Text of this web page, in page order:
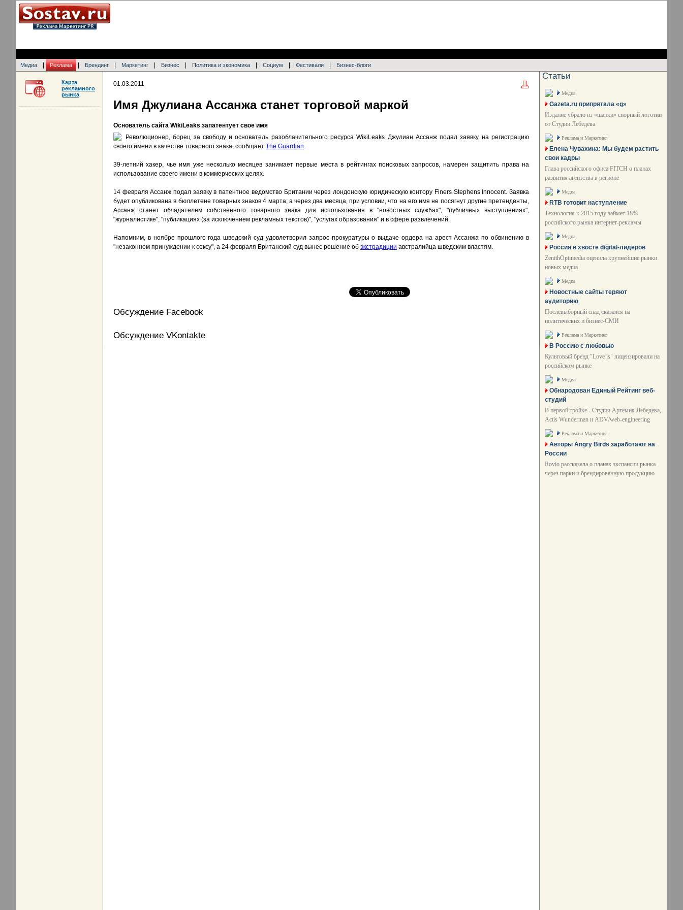
Медиа Реклама Брендинг Маркетинг Бизнес Политика и экономика Социум Фестивали Бизнес-блоги
01.03.2011
Имя Джулиана Ассанжа станет торговой маркой
Основатель сайта WikiLeaks запатентует свое имя
Революционер, борец за свободу и основатель разоблачительного ресурса WikiLeaks Джулиан Ассанж подал заявку на регистрацию
своего имени в качестве товарного знака, сообщает The Guardian.
39-летний хакер, чье имя уже несколько месяцев занимает первые места в рейтингах поисковых запросов, намерен защитить права на
использование своего имени в коммерческих целях.
14 февраля Ассанж подал заявку в патентное ведомство Британии через лондонскую юридическую контору Finers Stephens Innocent. Заявка
будет опубликована в бюллетене товарных знаков 4 марта; а через два месяца, при условии, что на его имя не посягнут другие претенденты,
Ассанж станет обладателем собственного товарного знака для использования в "новостных службах", "публичных выступлениях",
"журналистике", "публикациях (за исключением рекламных текстов)", "услугах образования" и в сфере развлечений.
Напомним, в ноябре прошлого года шведский суд удовлетворил запрос прокуратуры о выдаче ордера на арест Ассанжа по обвинению в
"незаконном принуждении к сексу", а 24 февраля Британский суд вынес решение об экстрадиции австралийца шведским властям.
Обсуждение Facebook
Обсуждение VKontakte
Карта
рекламного
рынка
Статьи
Медиа
Gazeta.ru припрятала «g»
Издание убрало из «шапки» спорный логотип
от Студии Лебедева
Реклама и Маркетинг
Елена Чувахина: Мы будем растить
свои кадры
Глава российского офиса FITCH о планах
развития агентства в регионе
Медиа
RTB готовит наступление
Технология к 2015 году займет 18%
российского рынка интернет-рекламы
Медиа
Россия в хвосте digital-лидеров
ZenithOptimedia оценила крупнейшие рынки
новых медиа
Медиа
Новостные сайты теряют
аудиторию
Послевыборный спад сказался на
политических и бизнес-СМИ
Реклама и Маркетинг
В Россию с любовью
Культовый бренд "Love is" лицензировали на
российском рынке
Медиа
Обнародован Единый Рейтинг веб-
студий
В первой тройке - Студия Артемия Лебедева,
Actis Wunderman и ADV/web-engineering
Реклама и Маркетинг
Авторы Angry Birds заработают на
России
Rovio рассказала о планах экспансии рынка
через парки и брендированную продукцию